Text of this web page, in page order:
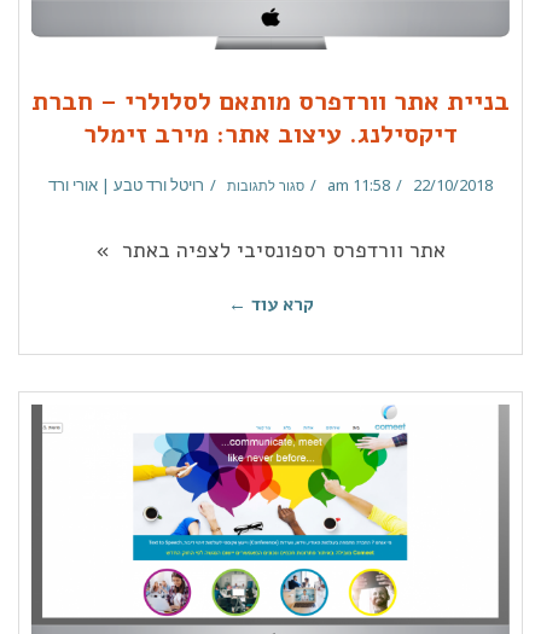
בניית אתר וורדפרס מותאם לסלולרי – חברת
דיקסילנג. עיצוב אתר: מירב זימלר
22/10/2018
11:58 am סגור לתגובות רויטל ורד טבע | אורי ורד
אתר וורדפרס רספונסיבי לצפיה באתר »
קרא עוד ←